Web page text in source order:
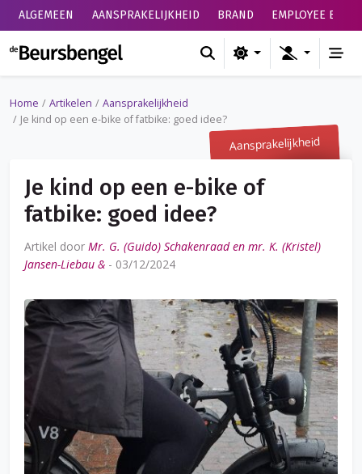
ALGEMEEN AANSPRAKELIJKHEID BRAND EMPLOYEE
de Beursbengel
Home Artikelen
Aansprakelijkheid
Je kind op een e-bike of fatbike: goed idee?
Aansprakelijkheid
Je kind op een e-bike of
fatbike: goed idee?
Artikel door Mr. G. (Guido) Schakenraad en mr. K. (Kristel)
Jansen-Liebau & - 03/12/2024